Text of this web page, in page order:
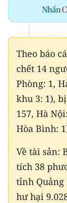
54 DÂN TỘC
CHƯƠNG
MỘT SẢN PHẨM
RADIO
MEDIA CENTER
E-Magazine
Video
Media
Media Kinh
Nhấn
Theo báo
chết 14
Phòng: 1,
khu 3: 1),
157, Hà
Hòa Bình:
Về tài sản:
tích 38
tỉnh Quảng
hư hại